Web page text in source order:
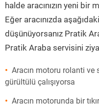
halde aracınızın yeni bir
Eğer aracınızda
düşünüyorsanız Pratik
Pratik Araba servisini
Aracın motoru rolanti ve
gürültülü çalışıyorsa
Aracın motorunda bir